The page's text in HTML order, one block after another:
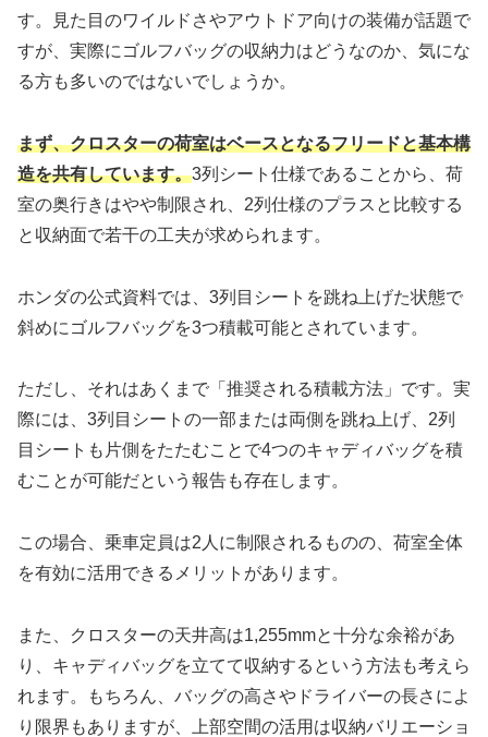
す。見た目のワイルドさやアウトドア向けの装備が話題で
すが、実際にゴルフバッグの収納力はどうなのか、気にな
る方も多いのではないでしょうか。
まず、クロスターの荷室はベースとなるフリードと基本構
造を共有しています。3列シート仕様であることから、荷
室の奥行きはやや制限され、2列仕様のプラスと比較する
と収納面で若干の工夫が求められます。
ホンダの公式資料では、3列目シートを跳ね上げた状態で
斜めにゴルフバッグを3つ積載可能とされています。
ただし、それはあくまで「推奨される積載方法」です。実
際には、3列目シートの一部または両側を跳ね上げ、2列
目シートも片側をたたむことで4つのキャディバッグを積
むことが可能だという報告も存在します。
この場合、乗車定員は2人に制限されるものの、荷室全体
を有効に活用できるメリットがあります。
また、クロスターの天井高は1,255mmと十分な余裕があ
り、キャディバッグを立てて収納するという方法も考えら
れます。もちろん、バッグの高さやドライバーの長さによ
り限界もありますが、上部空間の活用は収納バリエーショ